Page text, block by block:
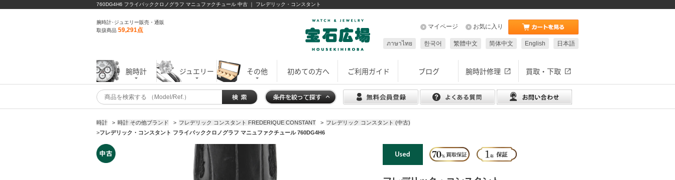
760DG4H6 フライバッククロノグラフ マニュファクチュール 中古 ｜ フレデリック・コンスタント
腕時計･ジュエリー販売・通販
取扱商品 59,291点 お気に入り
マイページ
日本語
English
简体中文
繁體中文
한국어
ภาษาไทย
腕時計 ジュエリー その他 初めての方へ ご利用ガイド ブログ 腕時計修理 買取・下取
時計 > 時計 その他ブランド > フレデリック コンスタント FREDERIQUE CONSTANT > フレデリック コンスタント (中古)
>フレデリック・コンスタント フライバッククロノグラフ マニュファクチュール 760DG4H6